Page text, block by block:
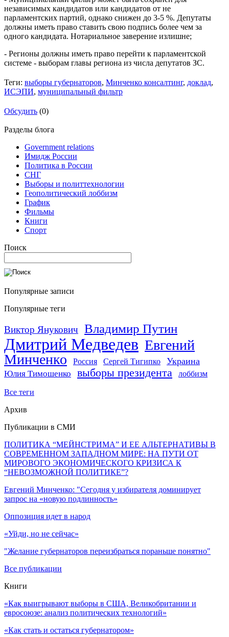
независимых кандидатов или кандидатов от не
парламентских партий, однако снижен до 3-5 %. Депутаты
должны иметь право ставить свою подпись более чем за
одного кандидата. Нотариальное заверение излишне;
- Регионы должны иметь право перейти к парламентской
системе - выборам главы региона из числа депутатов ЗС.
Теги: выборы губернаторов, Минченко консалтинг, доклад,
ИСЭПИ, муниципальный фильтр
Обсудить (0)
Разделы блога
Government relations
Имидж России
Политика в России
СНГ
Выборы и политтехнологии
Геополитический лоббизм
График
Фильмы
Книги
Спорт
Поиск
Популярные записи
Популярные теги
Виктор Янукович Владимир Путин
Дмитрий Медведев Евгений
Минченко
Россия Сергей Тигипко Украина
Юлия Тимошенко выборы президента лоббизм
Все теги
Архив
Публикации в СМИ
ПОЛИТИКА “МЕЙНСТРИМА” И ЕЕ АЛЬТЕРНАТИВЫ В
СОВРЕМЕННОМ ЗАПАДНОМ МИРЕ: НА ПУТИ ОТ
МИРОВОГО ЭКОНОМИЧЕСКОГО КРИЗИСА К
“НЕВОЗМОЖНОЙ ПОЛИТИКЕ”?
Евгений Минченко: "Сегодня у избирателя доминирует
запрос на «новую подлинность»
Оппозиция идет в народ
«Уйди, но не сейчас»
"Желание губернаторов переизбраться пораньше понятно"
Все публикации
Книги
«Как выигрывают выборы в США, Великобритании и
евросоюзе: анализ политических технологий»
«Как стать и остаться губернатором»